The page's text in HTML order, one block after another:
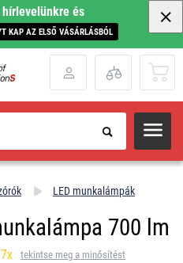
és
KAP AZ ELSŐ VÁSÁRLÁSBÓL
LED munkalámpák
700 lm
7x tekintse meg a minősítést